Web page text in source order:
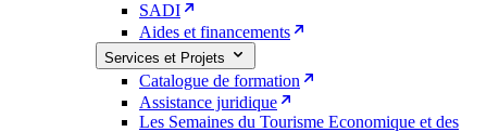
SADI
Aides et financements
Services et Projets
Catalogue de formation
Assistance juridique
Les Semaines du Tourisme Economique et des